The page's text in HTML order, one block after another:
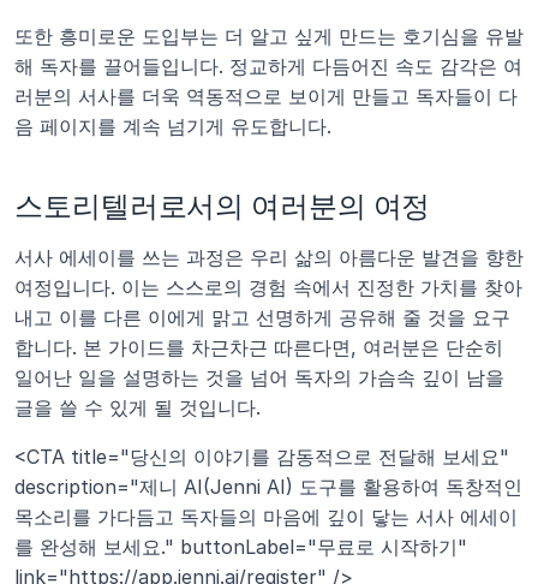
또한 흥미로운 도입부는 더 알고 싶게 만드는 호기심을 유발
해 독자를 끌어들입니다. 정교하게 다듬어진 속도 감각은 여
러분의 서사를 더욱 역동적으로 보이게 만들고 독자들이 다
음 페이지를 계속 넘기게 유도합니다.
스토리텔러로서의 여러분의 여정
서사 에세이를 쓰는 과정은 우리 삶의 아름다운 발견을 향한
여정입니다. 이는 스스로의 경험 속에서 진정한 가치를 찾아
내고 이를 다른 이에게 맑고 선명하게 공유해 줄 것을 요구
합니다. 본 가이드를 차근차근 따른다면, 여러분은 단순히
일어난 일을 설명하는 것을 넘어 독자의 가슴속 깊이 남을
글을 쓸 수 있게 될 것입니다.
<CTA title="당신의 이야기를 감동적으로 전달해 보세요"
description="제니 AI(Jenni AI) 도구를 활용하여 독창적인
목소리를 가다듬고 독자들의 마음에 깊이 닿는 서사 에세이
를 완성해 보세요." buttonLabel="무료로 시작하기"
link="https://app.jenni.ai/register" />